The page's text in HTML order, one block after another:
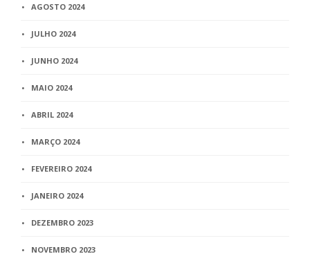
AGOSTO 2024
JULHO 2024
JUNHO 2024
MAIO 2024
ABRIL 2024
MARÇO 2024
FEVEREIRO 2024
JANEIRO 2024
DEZEMBRO 2023
NOVEMBRO 2023